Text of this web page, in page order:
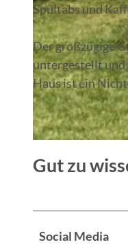
Spültabs und
Der großzügige
untergestellt und
Haus ist ein
Gut zu
Social Media